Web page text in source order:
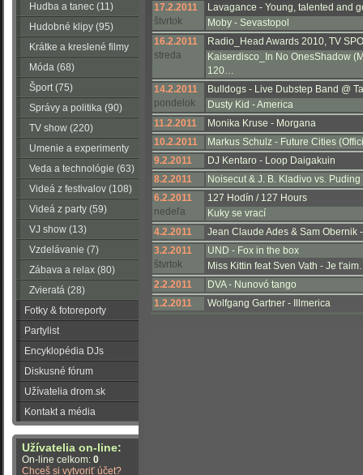
Hudba a tanec (11)
Hudobné klipy (95)
Krátke a kreslené filmy
(223)Móda (68)
Šport (75)
Správy a politika (90)
TV show (220)
Umenie a experimenty
(116)Veda a technológie (63)
Videá z festivalov (108)
Videá z party (59)
VJ show (13)
Vzdelávanie (7)
Zábava a relax (80)
Zvieratá (28)
Fotky & fotoreporty
Partylist
Encyklopédia DJs
Diskusné fórum
Užívatelia drom.sk
Kontakt a média
Užívatelia on-line:
On-line celkom: 0
Chceš si vytvoriť účet?
17.2.2011
štvrtok
Lavagance - Young, talented and
Moby - Sevastopol
16.2.2011
streda
Radio_Head Awards 2010, TV
Kaiserdisco_In No OnesShadow
120…
14.2.2011
pondelok
Bulldogs - Live Dubstep Band @
Dusty Kid - America
11.2.2011
Monika Kruse - Morgana
10.2.2011
Markus Schulz - Future Cities
9.2.2011
DJ Kentaro - Loop Daigakuin
8.2.2011
Noisecut & J. B. Kladivo vs.
6.2.2011
nedeľa
127 Hodín / 127 Hours
Kuky se vrací
4.2.2011
Jean Claude Ades & Sam Obernik
3.2.2011
štvrtok
UND - Fox in the box
Miss Kittin feat Sven Vath - Je
2.2.2011
DVA - Nunovó tango
1.2.2011
Wolfgang Gartner - Illmerica